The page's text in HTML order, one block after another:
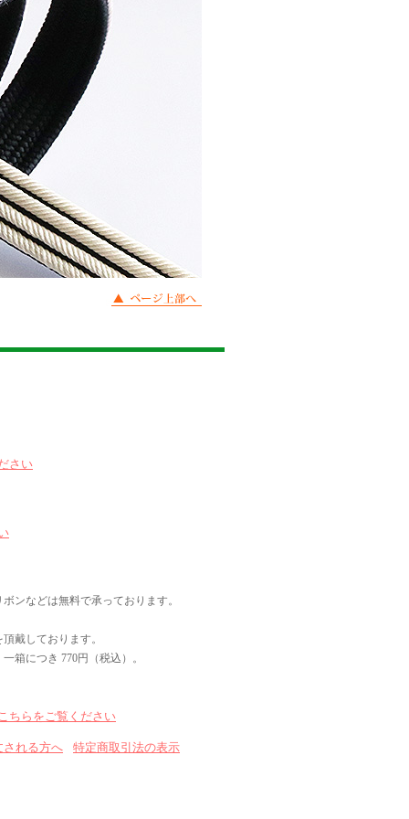
さい
ンなどは無料で承っております。
戴しております。
箱につき 770円（税込）。
ちらをご覧ください
される方へ 特定商取引法の表示